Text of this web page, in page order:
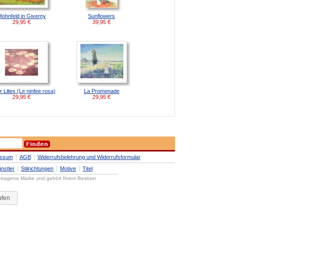
in Giverny
29,95 €
Sunflowers
39,95 €
Lilies (Le ninfee rosa)
29,95 €
La Promenade
29,95 €
AGB
Widerrufsbelehrung und Widerrufsformular
Stilrichtungen Motive Titel
Marke und gehört Ihrem Besitzer